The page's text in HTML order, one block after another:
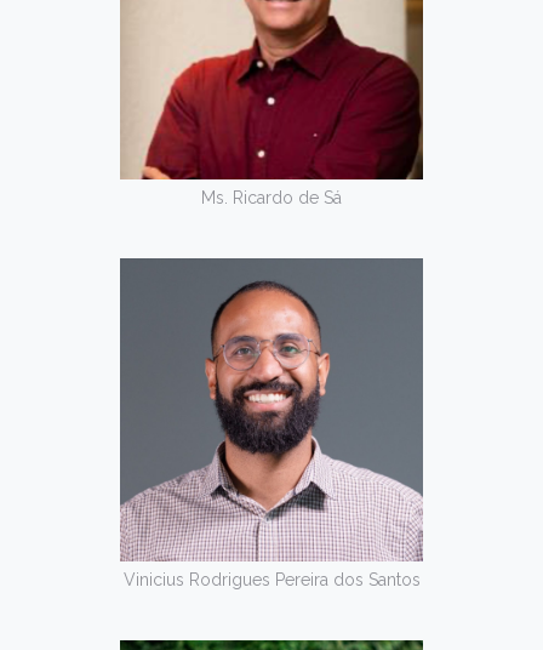
Ms. Ricardo de Sá
Vinicius Rodrigues Pereira dos Santos